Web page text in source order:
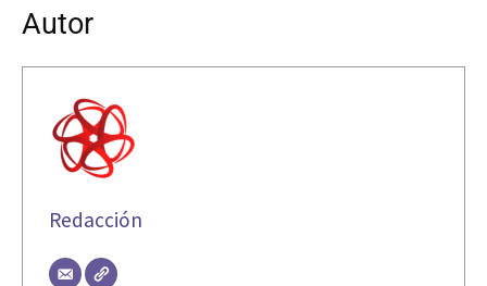
Autor
Redacción